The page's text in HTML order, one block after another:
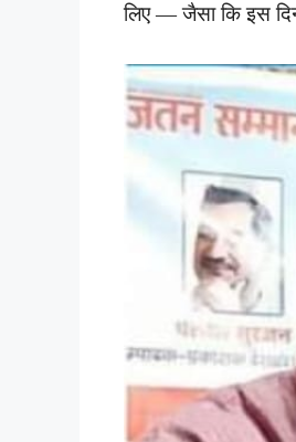
लिए — जैसा कि इस दिन